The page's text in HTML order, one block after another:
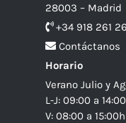
28003 – Madrid
+34 918 261
Contáctanos
Horario
Verano Julio y
L-J: 09:00 a
V: 08:00 a 15:00h